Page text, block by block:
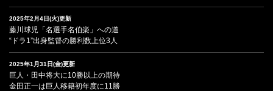
2025年2月4日(火)更新
藤川球児「名選手名伯楽」への道
“ドラ1”出身監督の勝利数上位3人
2025年1月31日(金)更新
巨人・田中将大に10勝以上の期待
金田正一は巨人移籍初年度に11勝